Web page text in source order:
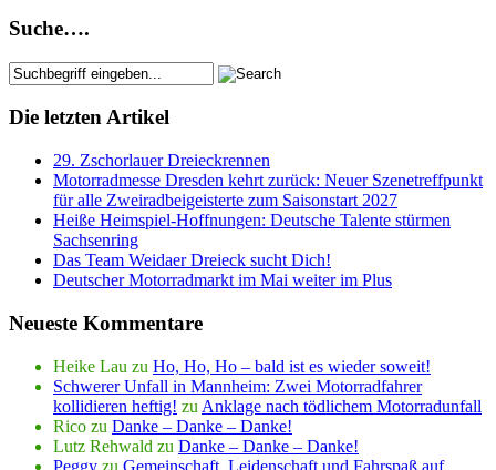
Suche….
Die letzten Artikel
29. Zschorlauer Dreieckrennen
Motorradmesse Dresden kehrt zurück: Neuer Szenetreffpunkt
für alle Zweiradbeigeisterte zum Saisonstart 2027
Heiße Heimspiel-Hoffnungen: Deutsche Talente stürmen
Sachsenring
Das Team Weidaer Dreieck sucht Dich!
Deutscher Motorradmarkt im Mai weiter im Plus
Neueste Kommentare
Heike Lau zu Ho, Ho, Ho – bald ist es wieder soweit!
Schwerer Unfall in Mannheim: Zwei Motorradfahrer
kollidieren heftig! zu Anklage nach tödlichem Motorradunfall
Rico zu Danke – Danke – Danke!
Lutz Rehwald zu Danke – Danke – Danke!
Peggy zu Gemeinschaft, Leidenschaft und Fahrspaß auf